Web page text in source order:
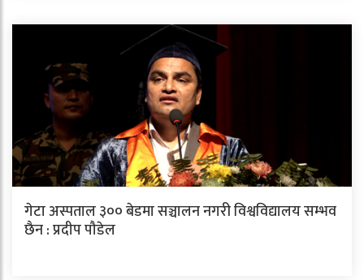
गेटा अस्पताल ३०० बेडमा सञ्चालन नगरी विश्वविद्यालय सम्भव
छैन : प्रदीप पौडेल